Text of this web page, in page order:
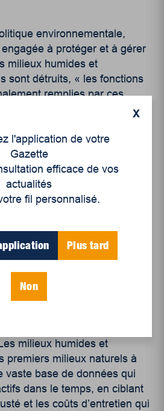
environnementale,
engagée à protéger et à gérer
milieux humides et
sont détruits, « les fonctions
remplies par ces
être remplacées par des
et des canalisations ».
à construire et à
lire dans le document de la
indique que la Ville
services écologiques rendus
et hydriques. » Elle
milieux humides et
premiers milieux naturels à
vaste base de données qui
dans le temps, en ciblant
et les coûts d’entretien qui
X
l'application de votre
Gazette
efficace de vos
actualités
fil personnalisé.
Plus tard
Non